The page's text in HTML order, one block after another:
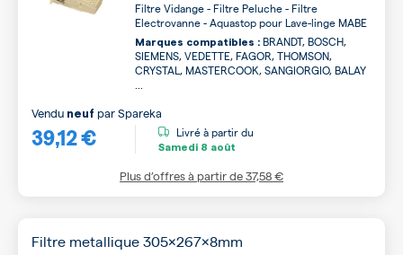
Filtre Vidange - Filtre Peluche - Filtre
Electrovanne - Aquastop pour Lave-linge MABE
Marques compatibles : BRANDT, BOSCH,
SIEMENS, VEDETTE, FAGOR, THOMSON,
CRYSTAL, MASTERCOOK, SANGIORGIO, BALAY
39,12 €
Vendu neuf parSpareka
Livré à partir du
Samedi 8 août
Plus d’offres à partir de37,58 €
Filtre metallique 305x267x8mm